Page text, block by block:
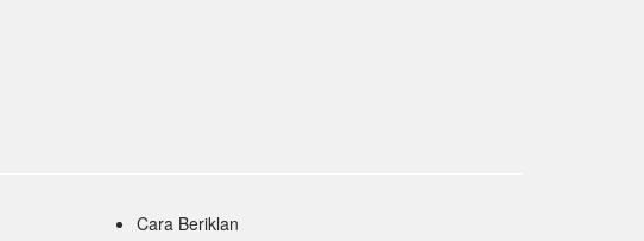
Cara Beriklan